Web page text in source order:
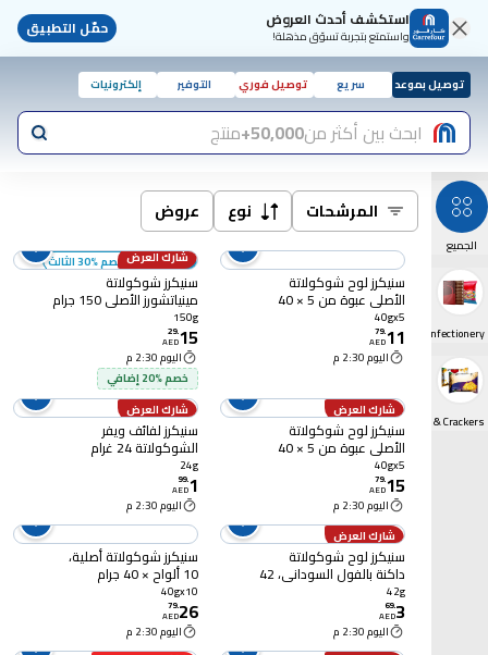
استكشف أحدث العروض
واستمتع بتجربة تسوّق مذهلة! حمّل التطبيق
توصيل بموعد سريع توصيل فوري التوفير إلكترونيات
ابحث بين أكثر من50,000+ منتج
الجميع
Chocolate & Confectionery
Biscuits & Crackers
المرشحات نوع عروض
سنيكرز لوح شوكولاتة
الأصلي عبوة من 5 × 40
جرام
40gx5
11
.
79
AED
اليوم 2:30 م
أضف 3 - خصم %30 الثالث
شارك العرض
سنيكرز شوكولاتة
مينياتشورز الأصلي 150 جرام
150g
15
.
29
AED
اليوم 2:30 م
خصم %20 إضافي
شارك العرض
سنيكرز لوح شوكولاتة
الأصلي عبوة من 5 × 40
جرام
40gx5
15
.
79
AED
اليوم 2:30 م
شارك العرض
سنيكرز لفائف ويفر
الشوكولاتة 24 غرام
24g
1
.
99
AED
اليوم 2:30 م
شارك العرض
سنيكرز لوح شوكولاتة
داكنة بالفول السوداني، 42
غرام
42g
3
.
69
AED
اليوم 2:30 م
سنيكرز شوكولاتة أصلية،
10 ألواح × 40 جرام
40gx10
26
.
79
AED
اليوم 2:30 م